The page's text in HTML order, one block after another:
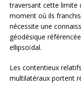
traversant cette limite
moment où ils
nécessite une
géodésique
ellipsoïdal.
Les contentieux
multilatéraux portent